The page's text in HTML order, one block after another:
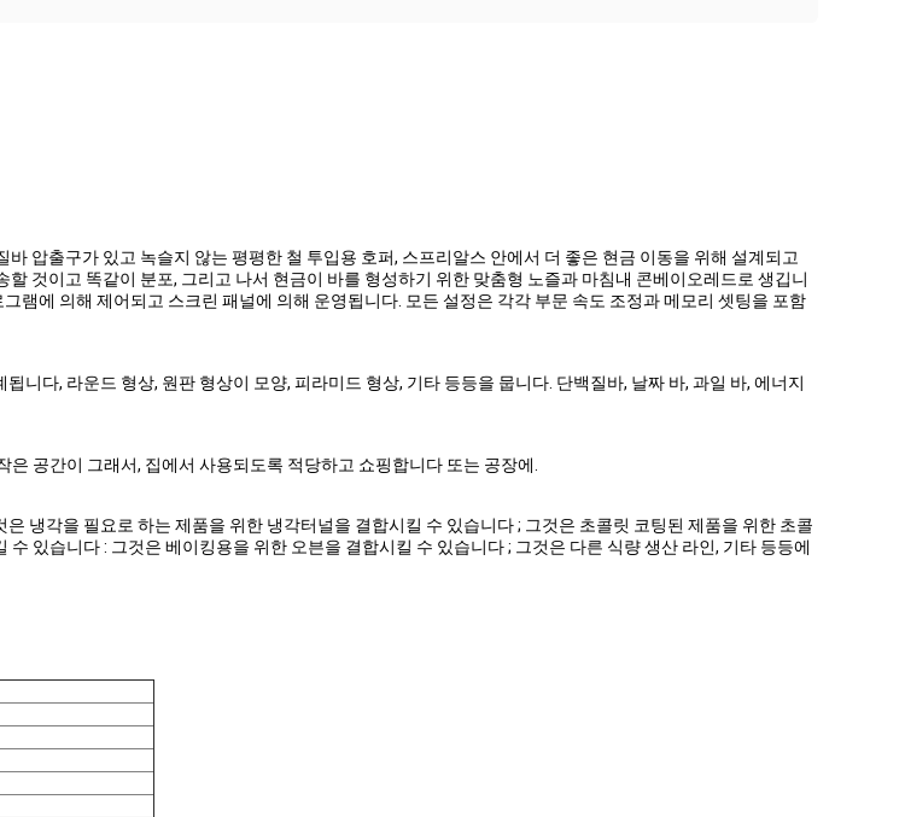
압출구가 있고 녹슬지 않는 평평한 철 투입용 호퍼, 스프리알스 안에서 더 좋은 현금 이동을 위해 설계되고
것이고 똑같이 분포, 그리고 나서 현금이 바를 형성하기 위한 맞춤형 노즐과 마침내 콘베이오레드로 생깁니
램에 의해 제어되고 스크린 패널에 의해 운영됩니다. 모든 설정은 각각 부문 속도 조정과 메모리 셋팅을 포함
니다, 라운드 형상, 원판 형상이 모양, 피라미드 형상, 기타 등등을 뭅니다. 단백질바, 날짜 바, 과일 바, 에너지
공간이 그래서, 집에서 사용되도록 적당하고 쇼핑합니다 또는 공장에.
냉각을 필요로 하는 제품을 위한 냉각터널을 결합시킬 수 있습니다 ; 그것은 초콜릿 코팅된 제품을 위한 초콜
있습니다 : 그것은 베이킹용을 위한 오븐을 결합시킬 수 있습니다 ; 그것은 다른 식량 생산 라인, 기타 등등에